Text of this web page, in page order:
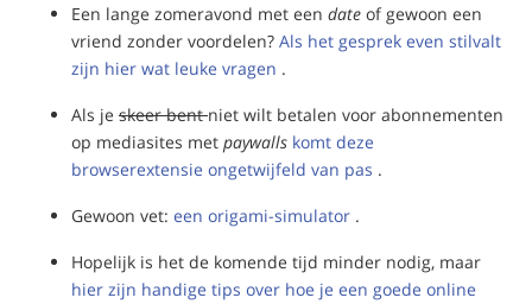
Een lange zomeravond met een date of gewoon een
vriend zonder voordelen? Als het gesprek even stilvalt
zijn hier wat leuke vragen .
Als je skeer bentniet wilt betalen voor abonnementen
op mediasites met paywalls komt deze
browserextensie ongetwijfeld van pas .
Gewoon vet: een origami-simulator .
Hopelijk is het de komende tijd minder nodig, maar
hier zijn handige tips over hoe je een goede online